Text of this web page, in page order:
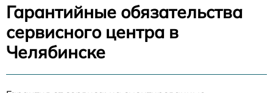
Гарантийные обязательства
сервисного центра в
Челябинске